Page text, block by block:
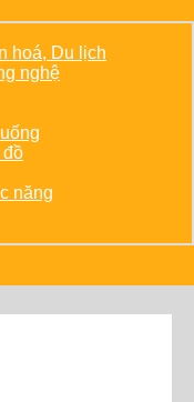
hoá, Du lịch
nghệ
đồ
năng